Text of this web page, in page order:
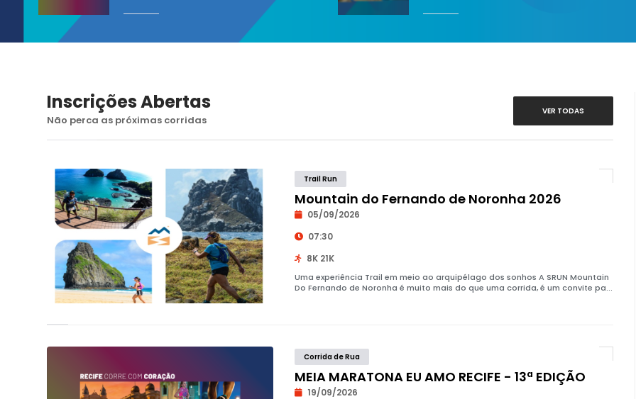
Inscrições Abertas
Não perca as próximas corridas
VER TODAS
Trail Run
Mountain do Fernando de Noronha 2026
05/09/2026
07:30
8K 21K
Uma experiência Trail em meio ao arquipélago dos sonhos A SRUN Mountain
Do Fernando de Noronha é muito mais do que uma corrida, é um convite pa...
Corrida de Rua
MEIA MARATONA EU AMO RECIFE - 13ª EDIÇÃO
19/09/2026